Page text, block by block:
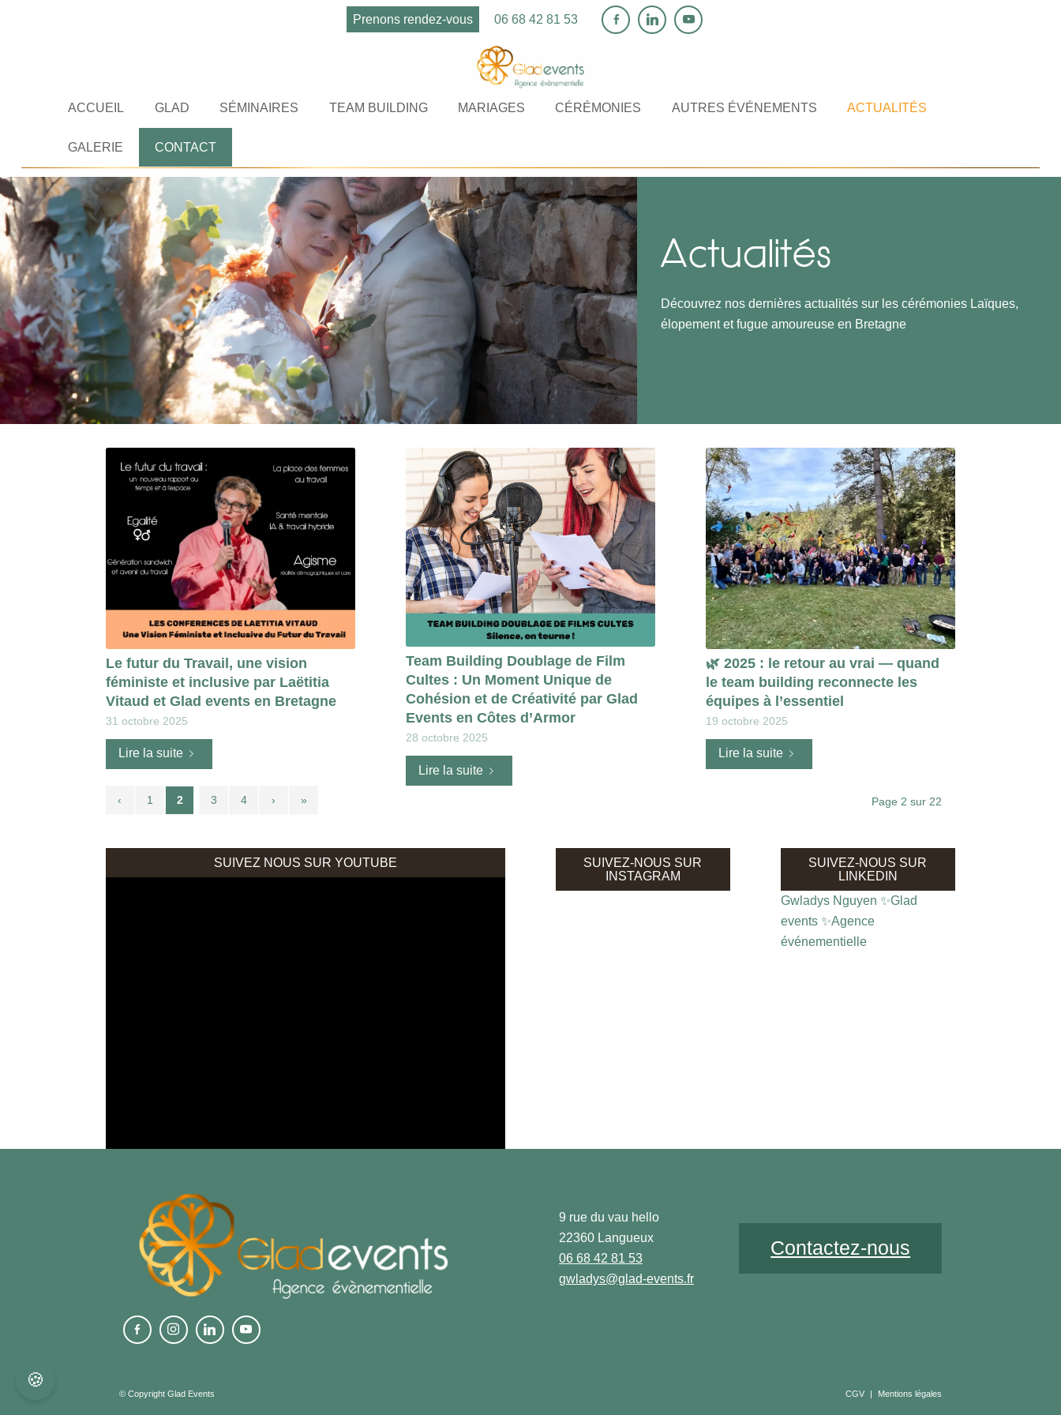
🍪
Prenons rendez-vous 06 68 42 81 53
ACCUEIL GLAD SÉMINAIRES TEAM BUILDING MARIAGES CÉRÉMONIES AUTRES ÉVÉNEMENTS ACTUALITÉS
GALERIE CONTACT
Actualités
Découvrez nos dernières actualités sur les cérémonies Laïques,
élopement et fugue amoureuse en Bretagne
Le futur du Travail, une vision
féministe et inclusive par Laëtitia
Vitaud et Glad events en Bretagne
31 octobre 2025
Lire la suite
Team Building Doublage de Film
Cultes : Un Moment Unique de
Cohésion et de Créativité par Glad
Events en Côtes d’Armor
28 octobre 2025
Lire la suite
🌿 2025 : le retour au vrai — quand
le team building reconnecte les
équipes à l’essentiel
19 octobre 2025
Lire la suite
Page 2 sur 22
‹ 1 2 3 4 › »
SUIVEZ NOUS SUR YOUTUBE
SUIVEZ-NOUS SUR
INSTAGRAM
SUIVEZ-NOUS SUR
LINKEDIN
Gwladys Nguyen ✨Glad
events ✨Agence
événementielle
9 rue du vau hello
22360 Langueux
06 68 42 81 53
gwladys@glad-events.fr
Contactez-nous
© Copyright Glad Events CGV | Mentions légales